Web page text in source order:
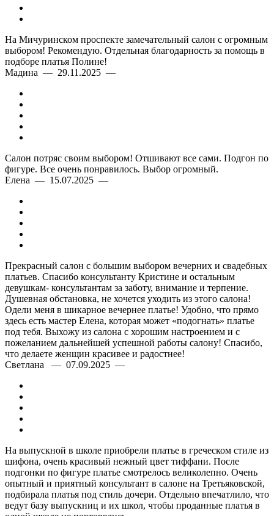
На Мичуринском проспекте замечательный салон с огромным
выбором! Рекомендую. Отдельная благодарность за помощь в
подборе платья Полине!
Мадина — 29.11.2025 —
Салон потряс своим выбором! Отшивают все сами. Подгон по
фигуре. Все очень понравилось. Выбор огромный.
Елена — 15.07.2025 —
Прекрасный салон с большим выбором вечерних и свадебных
платьев. Спасибо консультанту Кристине и остальным
девушкам- консультантам за заботу, внимание и терпение.
Душевная обстановка, не хочется уходить из этого салона!
Одели меня в шикарное вечернее платье! Удобно, что прямо
здесь есть мастер Елена, которая может «подогнать» платье
под тебя. Выхожу из салона с хорошим настроением и с
пожеланием дальнейшей успешной работы салону! Спасибо,
что делаете женщин красивее и радостнее!
Светлана — 07.09.2025 —
На выпускной в школе приобрели платье в греческом стиле из
шифона, очень красивый нежный цвет тиффани. После
подгонки по фигуре платье смотрелось великолепно. Очень
опытный и приятный консультант в салоне на Третьяковской,
подбирала платья под стиль дочери. Отдельно впечатлило, что
ведут базу выпускниц и их школ, чтобы проданные платья в